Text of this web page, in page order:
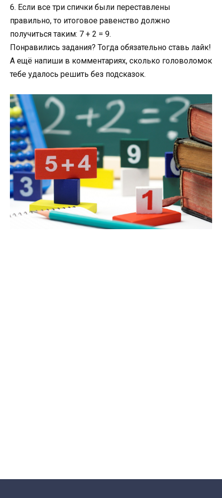
6. Если все три спички были переставлены
правильно, то итоговое равенство должно
получиться таким: 7 + 2 = 9.
Понравились задания? Тогда обязательно ставь лайк!
А ещё напиши в комментариях, сколько головоломок
тебе удалось решить без подсказок.